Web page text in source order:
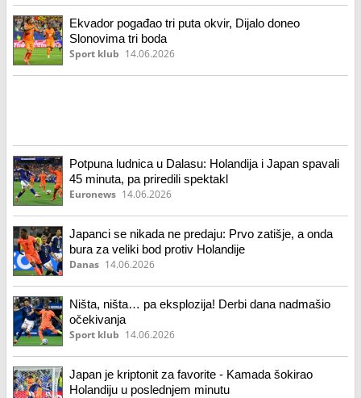
Ekvador pogađao tri puta okvir, Dijalo doneo
Slonovima tri boda
Sport klub 14.06.2026
Potpuna ludnica u Dalasu: Holandija i Japan spavali
45 minuta, pa priredili spektakl
Euronews 14.06.2026
Japanci se nikada ne predaju: Prvo zatišje, a onda
bura za veliki bod protiv Holandije
Danas 14.06.2026
Ništa, ništa… pa eksplozija! Derbi dana nadmašio
očekivanja
Sport klub 14.06.2026
Japan je kriptonit za favorite - Kamada šokirao
Holandiju u poslednjem minutu